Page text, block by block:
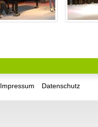
Impressum Datenschutz